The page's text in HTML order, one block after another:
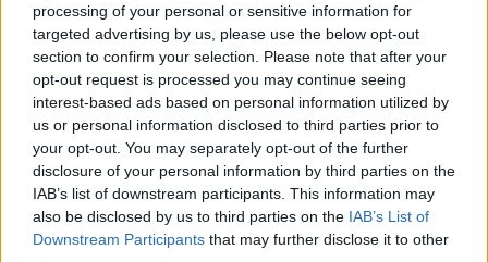
processing of your personal or sensitive information for
targeted advertising by us, please use the below opt-out
section to confirm your selection. Please note that after your
opt-out request is processed you may continue seeing
interest-based ads based on personal information utilized by
us or personal information disclosed to third parties prior to
your opt-out. You may separately opt-out of the further
disclosure of your personal information by third parties on the
IAB’s list of downstream participants. This information may
also be disclosed by us to third parties on the IAB’s List of
Downstream Participants that may further disclose it to other
🔎 Terras Check | Câmara de Espinho gastou 120
mil euros num "sunset"?
7/08/2026